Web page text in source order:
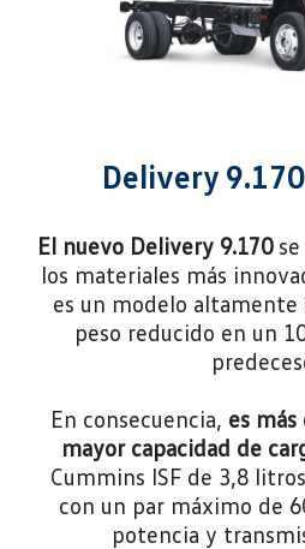
Delivery
El nuevo Delivery 9.170se
los materiales más
es un modelo
peso reducido en un
En consecuencia, es
mayor capacidad de
Cummins ISF de 3,8
con un par máximo de
potencia y